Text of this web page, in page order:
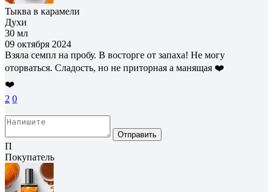
Тыква в карамели
Духи
30 мл
09 октября 2024
Взяла семпл на пробу. В восторге от запаха! Не могу
оторваться. Сладость, но не приторная а манящая ❤️
❤️
2 0
Отправить
П
Покупатель